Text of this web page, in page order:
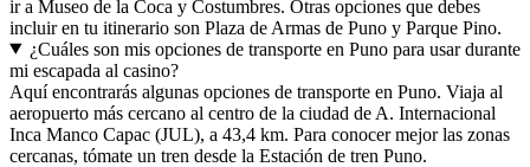
ir a Museo de la Coca y Costumbres. Otras opciones que debes
incluir en tu itinerario son Plaza de Armas de Puno y Parque Pino.
¿Cuáles son mis opciones de transporte en Puno para usar durante
mi escapada al casino?
Aquí encontrarás algunas opciones de transporte en Puno. Viaja al
aeropuerto más cercano al centro de la ciudad de A. Internacional
Inca Manco Capac (JUL), a 43,4 km. Para conocer mejor las zonas
cercanas, tómate un tren desde la Estación de tren Puno.